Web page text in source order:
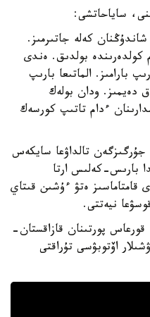
ساياحاتشى:
كەلە جاتىرمىز.
بولدىق. ەندى
بارامىز. الماتىعا بارىپ
دەيمىز. ودان بولەك
ءدام تاتىپ كورسەك
تالداۋعا سايكەس
بارىس-كەلىس ارتا
ەتۋ ءۇشىن قىتاي
نيەتتى.
قورعاس پورتىنان قازاقستان-
جولاۋشىلار اۆتوبۋسى تۇراقتى